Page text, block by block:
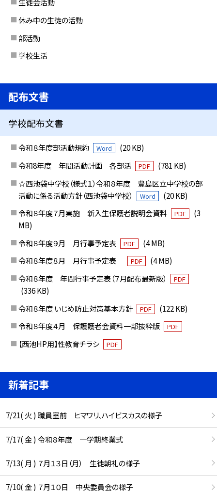
休み中の生徒の活動
部活動
学校生活
配布文書
学校配布文書
令和８年度部活動規約 Word
(20 KB)
令和8年度 年間活動計画 各部活
PDF
(781 KB)
☆西池袋中学校（様式１）令和８年度 豊島区立中学校の部
活動に係る活動方針（西池袋中学校）
Word
(20 KB)
令和８年度７月実施 新入生保護者説明会資料
PDF
(3
MB)
令和８年度９月 月行事予定表
PDF
(4 MB)
令和８年度８月 月行事予定表
PDF
(4 MB)
令和８年度 年間行事予定表（７月配布最新版）
PDF
(336 KB)
令和８年度 いじめ防止対策基本方針
PDF
(122 KB)
令和８年度４月 保護護者会資料一部抜粋版
PDF
【西池HP用】性教育チラシ PDF
新着記事
7/21( 火 ) 職員室前 ヒマワリ、ハイビスカスの様子
7/17( 金 ) 令和８年度 一学期終業式
7/13( 月 ) ７月１３日（月） 生徒朝礼の様子
7/10( 金 ) ７月１０日 中央委員会の様子